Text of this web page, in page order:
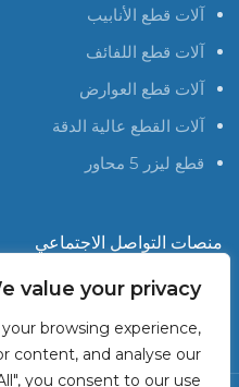
value your privacy
browsing experience,
content, and analyse our
you consent to our use
آلات قطع الأنابيب
آلات قطع اللفائف
آلات قطع العوارض
آلات القطع عالية الدقة
قطع ليزر 5 محاور
منصات التواصل الاجتماعي